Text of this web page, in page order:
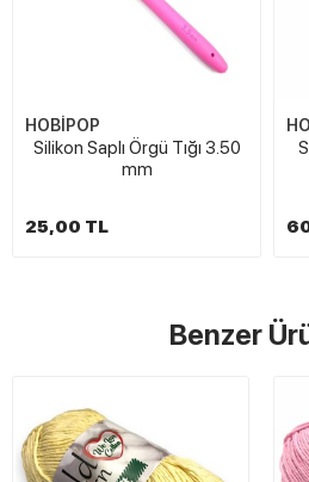
HOBİPOP
Silikon Saplı Örgü Tığı 3.50
mm
25,00 TL
Benzer